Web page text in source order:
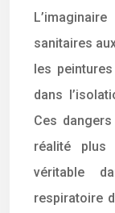
sanitaires
les
dans
Ces
réalité plus
véritable
respiratoire